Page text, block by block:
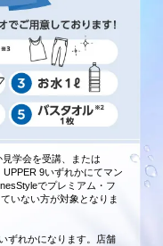
学会を受講、または
UPPER 9いずれかにてマン
でプレミアム・フ
いない方が対象となりま
ずれかになります。店舗